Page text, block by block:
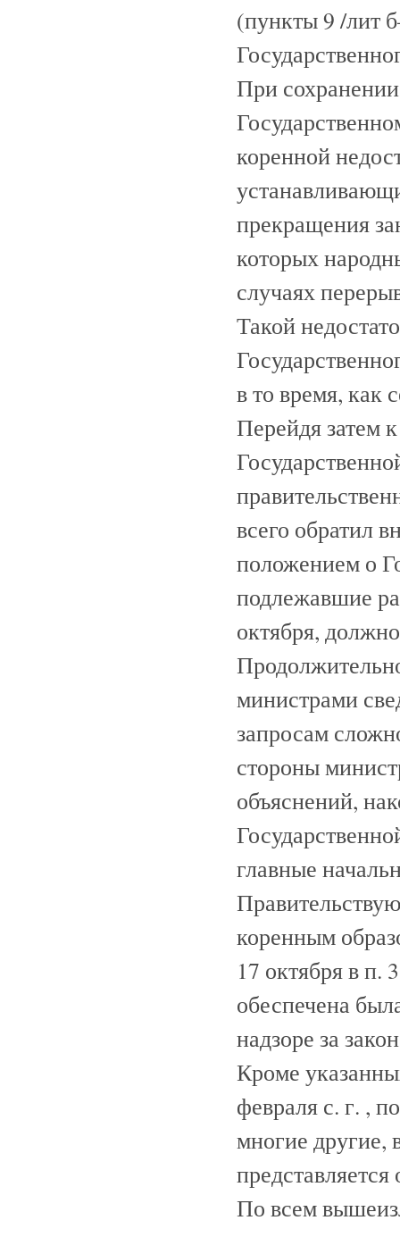
(пункты 9 /лит
При
коренной
прекращения
которых
случаях
Такой
в то время, как
Перейдя затем
всего обратил
положением о
подлежавшие
октября,
министрами
запросам
стороны
объяснений,
главные
коренным
17 октября в п.
обеспечена
надзоре за
Кроме
февраля с. г. ,
многие другие,
По всем